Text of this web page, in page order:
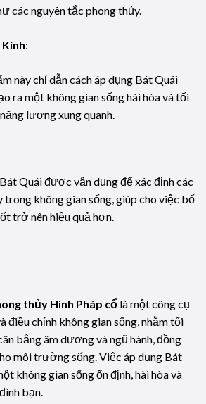
các nguyên tắc phong thủy.
:
này chỉ dẫn cách áp dụng Bát Quái
ra một không gian sống hài hòa và tối
lượng xung quanh.
Quái được vận dụng để xác định các
trong không gian sống, giúp cho việc bố
trở nên hiệu quả hơn.
thủy Hình Pháp cổ là một công cụ
điều chỉnh không gian sống, nhằm tối
bằng âm dương và ngũ hành, đồng
môi trường sống. Việc áp dụng Bát
không gian sống ổn định, hài hòa và
bạn.